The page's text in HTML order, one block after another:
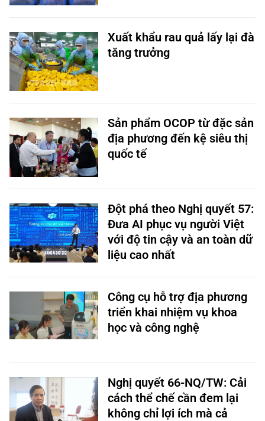
Xuất khẩu rau quả lấy lại đà
tăng trưởng
Sản phẩm OCOP từ đặc sản
địa phương đến kệ siêu thị
quốc tế
Đột phá theo Nghị quyết 57:
Đưa AI phục vụ người Việt
với độ tin cậy và an toàn dữ
liệu cao nhất
Công cụ hỗ trợ địa phương
triển khai nhiệm vụ khoa
học và công nghệ
Nghị quyết 66-NQ/TW: Cải
cách thể chế cần đem lại
không chỉ lợi ích mà cả